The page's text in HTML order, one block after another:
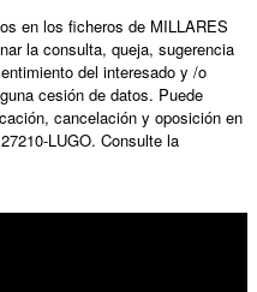
en los ficheros de MILLARES
la consulta, queja, sugerencia
del interesado y /o
cesión de datos. Puede
cancelación y oposición en
LUGO. Consulte la